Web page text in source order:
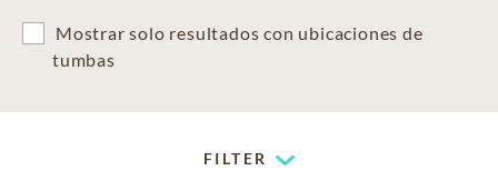
Mostrar solo resultados con ubicaciones de
tumbas
FILTER